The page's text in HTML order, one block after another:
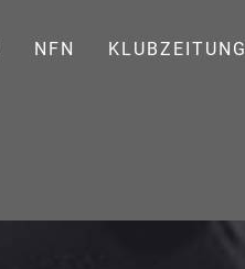
NFN KLUBZEITUNG